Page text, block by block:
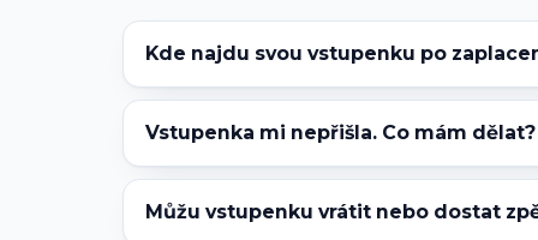
Kde najdu svou vstupenku po
Vstupenka mi nepřišla. Co mám dělat?
Můžu vstupenku vrátit nebo dostat